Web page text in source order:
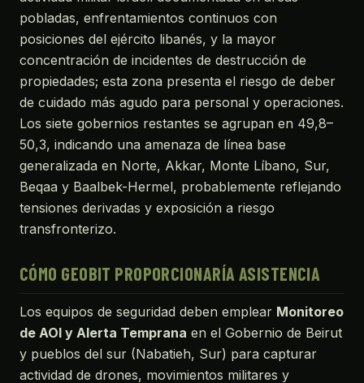
pobladas, enfrentamientos continuos con
posiciones del ejército libanés, y la mayor
concentración de incidentes de destrucción de
propiedades; esta zona presenta el riesgo de deber
de cuidado más agudo para personal y operaciones.
Los siete gobernios restantes se agrupan en 49,8–
50,3, indicando una amenaza de línea base
generalizada en Norte, Akkar, Monte Líbano, Sur,
Beqaa y Baalbek-Hermel, probablemente reflejando
tensiones derivadas y exposición a riesgo
transfronterizo.
CÓMO GEOBIT PROPORCIONARÍA ASISTENCIA
Los equipos de seguridad deben emplear Monitoreo
de AOI y Alerta Temprana en el Gobernio de Beirut
y pueblos del sur (Nabatieh, Sur) para capturar
actividad de drones, movimientos militares y